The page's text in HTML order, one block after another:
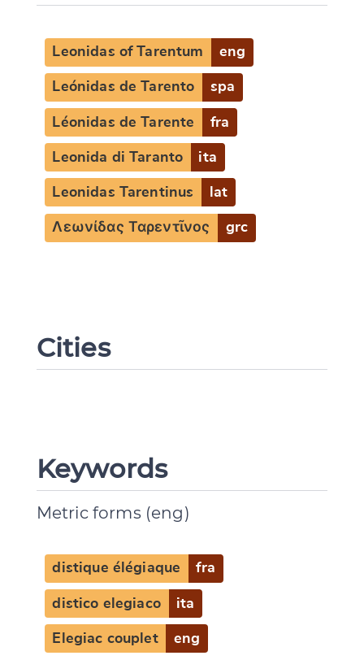
Leonidas of Tarentum eng
Leónidas de Tarento spa
Léonidas de Tarente fra
Leonida di Taranto ita
Leonidas Tarentinus lat
Λεωνίδας Ταρεντῖνος grc
Cities
Keywords
Metric forms (eng)
distique élégiaque fra
distico elegiaco ita
Elegiac couplet eng